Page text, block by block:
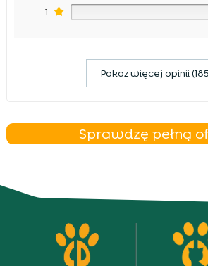
1
Pokaz więcej opinii
Sprawdzę pełną